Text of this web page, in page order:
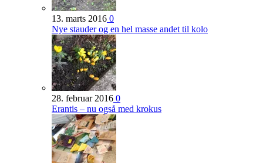
13. marts 2016 0
Nye stauder og en hel masse andet til kolo
28. februar 2016 0
Erantis – nu også med krokus